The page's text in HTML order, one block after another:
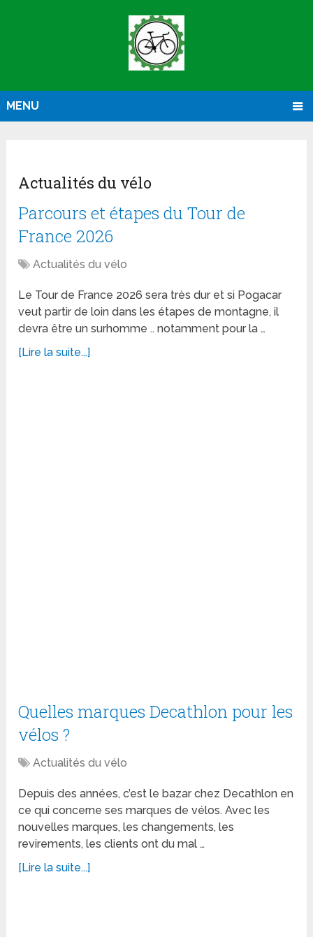
MENU
Actualités du vélo
Parcours et étapes du Tour de
France 2026
Actualités du vélo
Le Tour de France 2026 sera très dur et si Pogacar
veut partir de loin dans les étapes de montagne, il
devra être un surhomme .. notamment pour la …
[Lire la suite...]
Quelles marques Decathlon pour les
vélos ?
Actualités du vélo
Depuis des années, c’est le bazar chez Decathlon en
ce qui concerne ses marques de vélos. Avec les
nouvelles marques, les changements, les
revirements, les clients ont du mal …
[Lire la suite...]